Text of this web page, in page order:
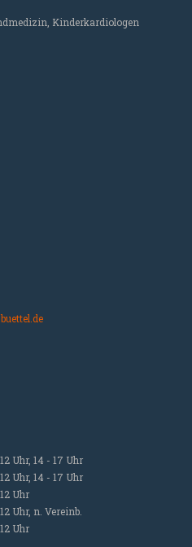
Kinderkardiologen
Uhr, 14 - 17 Uhr
Uhr, 14 - 17 Uhr
Uhr
Uhr, n. Vereinb.
Uhr